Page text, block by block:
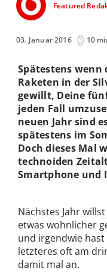
Featured
03. Januar 2016 10
Spätestens wenn
Raketen in der
gewillt, Deine
jeden Fall
neuen Jahr sind
spätestens im
Doch dieses Mal
technoiden
Smartphone und
Nächstes Jahr
etwas wohnlicher
und irgendwie hast
letzteres oft am
damit mal an.